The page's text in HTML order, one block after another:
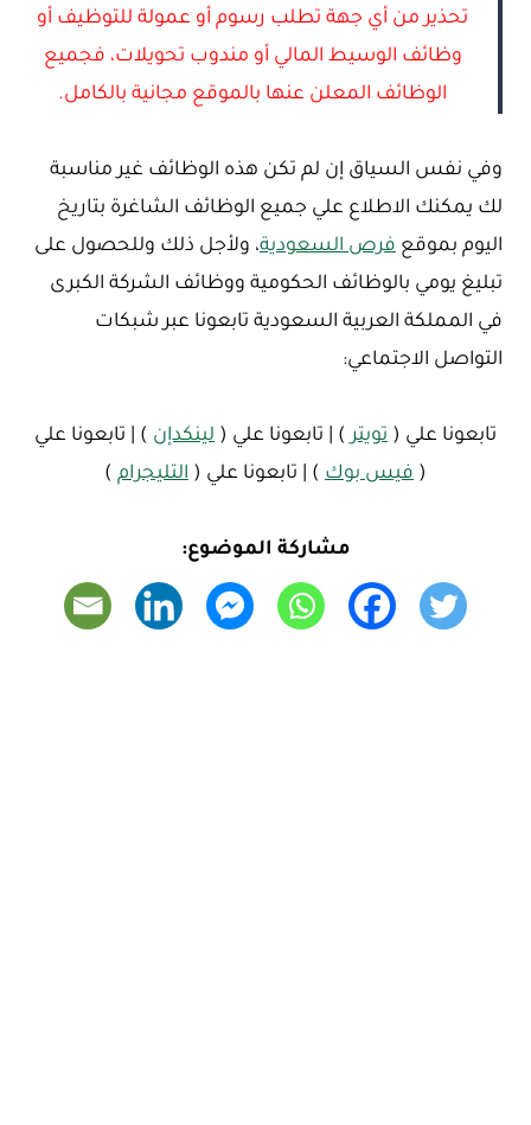
تحذير من أي جهة تطلب رسوم أو عمولة للتوظيف أو
وظائف الوسيط المالي أو مندوب تحويلات، فجميع
الوظائف المعلن عنها بالموقع مجانية بالكامل.
وفي نفس السياق إن لم تكن هذه الوظائف غير مناسبة
لك يمكنك الاطلاع علي جميع الوظائف الشاغرة بتاريخ
اليوم بموقع فرص السعودية، ولأجل ذلك وللحصول على
تبليغ يومي بالوظائف الحكومية ووظائف الشركة الكبرى
في المملكة العربية السعودية تابعونا عبر شبكات
التواصل الاجتماعي:
تابعونا علي ( تويتر ) | تابعونا علي ( لينكدإن ) | تابعونا علي
( فيس بوك ) | تابعونا علي ( التليجرام )
مشاركة الموضوع: